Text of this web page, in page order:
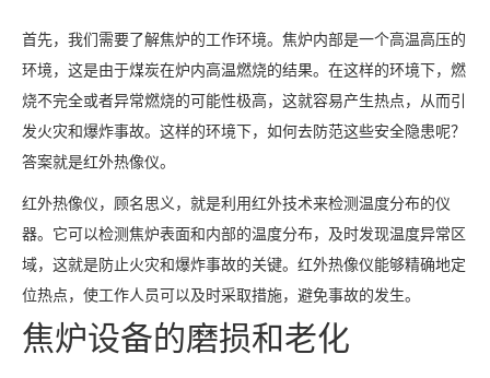
首先，我们需要了解焦炉的工作环境。焦炉内部是一个高温高压的
环境，这是由于煤炭在炉内高温燃烧的结果。在这样的环境下，燃
烧不完全或者异常燃烧的可能性极高，这就容易产生热点，从而引
发火灾和爆炸事故。这样的环境下，如何去防范这些安全隐患呢？
答案就是红外热像仪。
红外热像仪，顾名思义，就是利用红外技术来检测温度分布的仪
器。它可以检测焦炉表面和内部的温度分布，及时发现温度异常区
域，这就是防止火灾和爆炸事故的关键。红外热像仪能够精确地定
位热点，使工作人员可以及时采取措施，避免事故的发生。
焦炉设备的磨损和老化